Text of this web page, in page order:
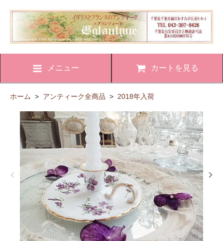
メニュー カートを見る
ホーム > アンティーク全商品 > 2018年入荷